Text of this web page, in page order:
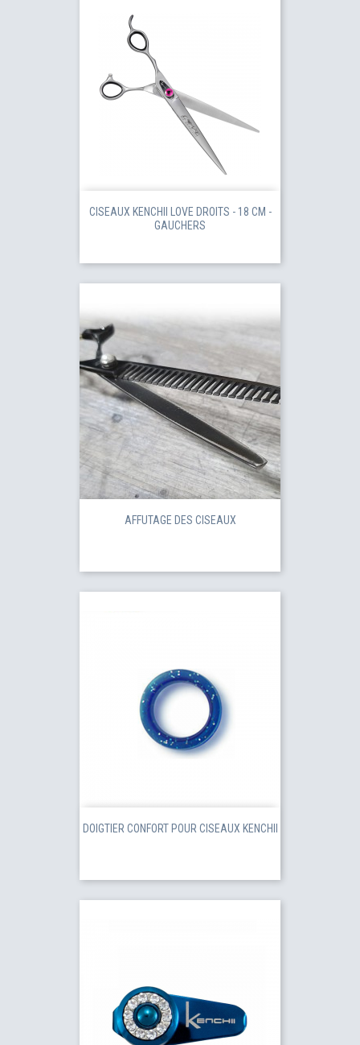
CISEAUX KENCHII LOVE DROITS - 18 CM -
GAUCHERS
AFFUTAGE DES CISEAUX
DOIGTIER CONFORT POUR CISEAUX KENCHII